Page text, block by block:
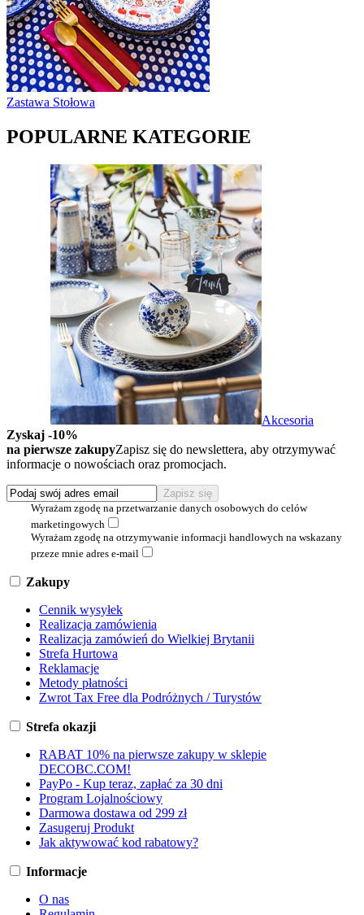
Zastawa Stołowa
POPULARNE KATEGORIE
Akcesoria
Zyskaj -10%
na pierwsze zakupyZapisz się do newslettera, aby otrzymywać
informacje o nowościach oraz promocjach.
Wyrażam zgodę na przetwarzanie danych osobowych do celów
marketingowych
Wyrażam zgodę na otrzymywanie informacji handlowych na wskazany
przeze mnie adres e-mail
Zakupy
Cennik wysyłek
Realizacja zamówienia
Realizacja zamówień do Wielkiej Brytanii
Strefa Hurtowa
Reklamacje
Metody płatności
Zwrot Tax Free dla Podróżnych / Turystów
Strefa okazji
RABAT 10% na pierwsze zakupy w sklepie
DECOBC.COM!
PayPo - Kup teraz, zapłać za 30 dni
Program Lojalnościowy
Darmowa dostawa od 299 zł
Zasugeruj Produkt
Jak aktywować kod rabatowy?
Informacje
O nas